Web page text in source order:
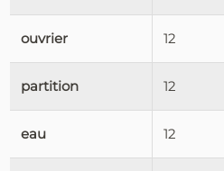
ouvrier 12
partition 12
eau 12